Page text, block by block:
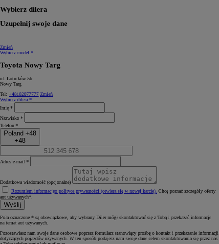
Wybierz dilera
Uzupełnij swoje dane
Zmień
Wybierz model *
Toyota Nowy Targ
ul. Lotników 5b
Nowy Targ
Tel: +48182077777 Zmień
Wybierz dilera *
Imię *
Nazwisko *
Telefon *
Poland +48
+48
Adres e-mail *
Dodatkowa wiadomość (opcjonalne)
Rozumiem informacjęo polityce prywatności (otwiera się w nowej karcie) Chcę poznać szczegóły oferty
aut używanych*.
Wyślij
Pola oznaczone * są obowiązkowe, aby wybrany Diler mógł skontaktować się z Tobą i przekazać informacje
na temat aut używanych.
Pozostawiasz nam swoje dane osobowe poprzez formularz stanowiący prośbę o kontakt i przekazanie informacji
dotyczących pojazdów używanych. W ten sposób podajesz nam swoje dane celem skontaktowania się przez nas